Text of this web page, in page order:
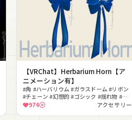
【VRChat】Herbarium Horn【ア
ニメーション有】
#角 #ハーバリウム #ガラスドーム #リボン
#チェーン #幻想的 #ゴシック #揺れ物 #色
変更可能 #薔薇
974 アクセサリー